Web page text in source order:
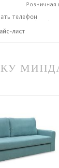
Розничная
89 ☎+7 (800)
телефон
лист